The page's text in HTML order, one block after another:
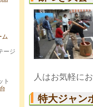
人はお気軽に
特大ジャン
ム
ージ
ト